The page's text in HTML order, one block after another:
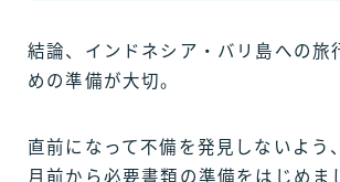
結論、インドネシア・バリ島への旅
めの準備が大切。
直前になって不備を発見しないよう
月前から必要書類の準備をはじめま